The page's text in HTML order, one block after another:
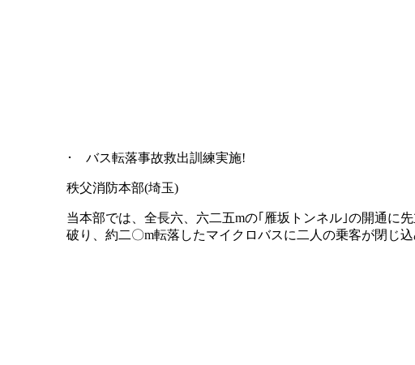
･ バス転落事故救出訓練実施!
秩父消防本部(埼玉)
当本部では、全長六、六二五mの｢雁坂トンネル｣の開通に
破り、約二〇m転落したマイクロバスに二人の乗客が閉じ